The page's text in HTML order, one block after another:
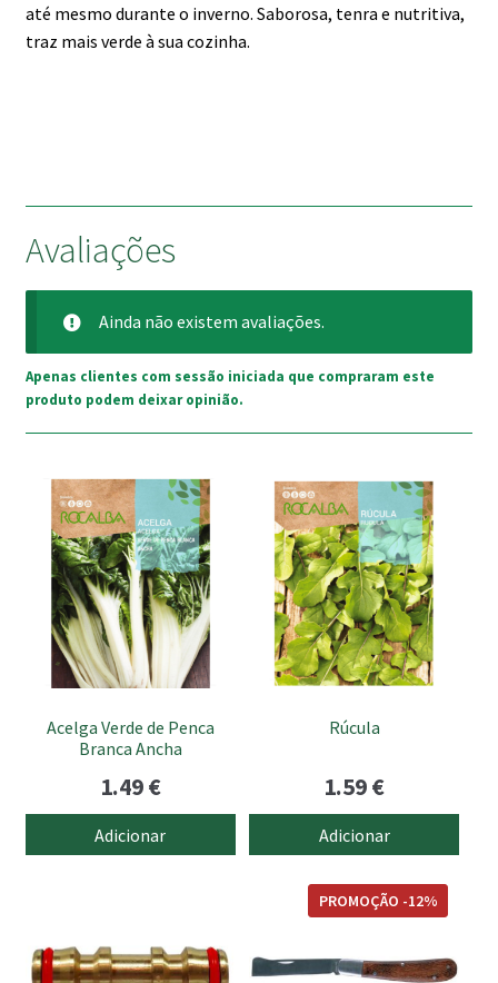
até mesmo durante o inverno. Saborosa, tenra e nutritiva,
traz mais verde à sua cozinha.
Avaliações
Ainda não existem avaliações.
Apenas clientes com sessão iniciada que compraram este
produto podem deixar opinião.
Acelga Verde de Penca
Branca Ancha
1.49€
Adicionar
Rúcula
1.59€
Adicionar
PROMOÇÃO -12%